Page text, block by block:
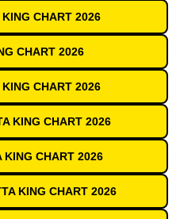
CHART 2026
CHART 2026
CHART 2026
KING CHART 2026
KING CHART 2026
KING CHART 2026